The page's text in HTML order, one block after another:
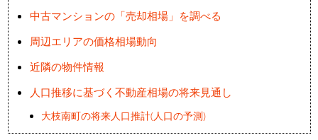
中古マンションの「売却相場」を調べる
周辺エリアの価格相場動向
近隣の物件情報
人口推移に基づく不動産相場の将来見通し
大枝南町の将来人口推計(人口の予測)